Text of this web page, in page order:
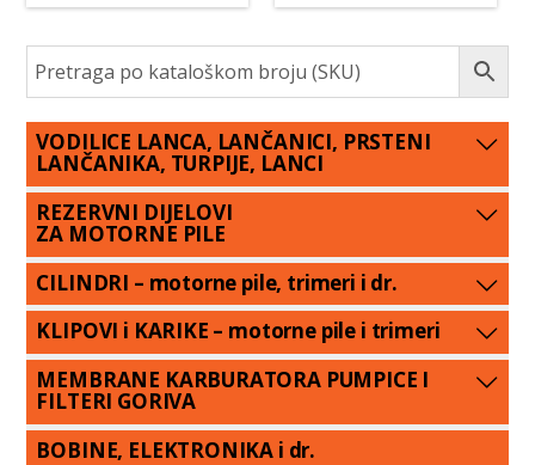
VODILICE LANCA, LANČANICI, PRSTENI
LANČANIKA, TURPIJE, LANCI
REZERVNI DIJELOVI
ZA MOTORNE PILE
CILINDRI – motorne pile, trimeri i dr.
KLIPOVI i KARIKE – motorne pile i trimeri
MEMBRANE KARBURATORA PUMPICE I
FILTERI GORIVA
BOBINE, ELEKTRONIKA i dr.